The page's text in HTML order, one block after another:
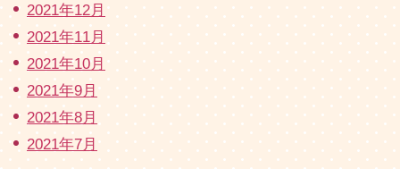
2021年12月
2021年11月
2021年10月
2021年9月
2021年8月
2021年7月